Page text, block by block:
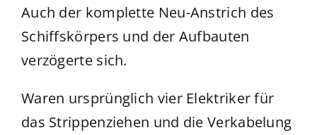
Auch der komplette Neu-Anstrich des
Schiffskörpers und der Aufbauten
verzögerte sich.
Waren ursprünglich vier Elektriker für
das Strippenziehen und die Verkabelung